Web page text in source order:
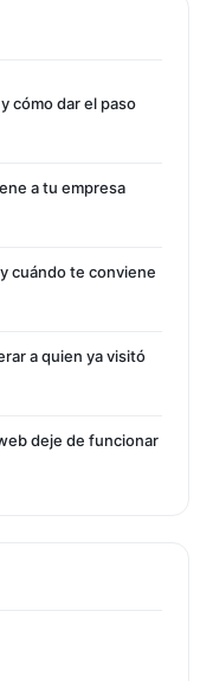
cómo dar el paso
a tu empresa
cuándo te conviene
a quien ya visitó
deje de funcionar